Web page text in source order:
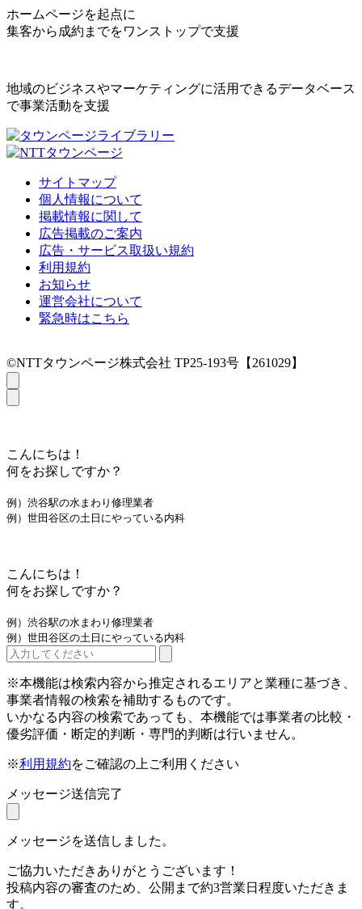
ホームページを起点に
集客から成約までをワンストップで支援
地域のビジネスやマーケティングに活用できるデータベース
で事業活動を支援
サイトマップ
個人情報について
掲載情報に関して
広告掲載のご案内
広告・サービス取扱い規約
利用規約
お知らせ
運営会社について
緊急時はこちら
©NTTタウンページ株式会社 TP25-193号【261029】
こんにちは！
何をお探しですか？
例）渋谷駅の水まわり修理業者
例）世田谷区の土日にやっている内科
こんにちは！
何をお探しですか？
例）渋谷駅の水まわり修理業者
例）世田谷区の土日にやっている内科
※本機能は検索内容から推定されるエリアと業種に基づき、
事業者情報の検索を補助するものです。
いかなる内容の検索であっても、本機能では事業者の比較・
優劣評価・断定的判断・専門的判断は行いません。
※利用規約をご確認の上ご利用ください
メッセージ送信完了
メッセージを送信しました。
ご協力いただきありがとうございます！
投稿内容の審査のため、公開まで約3営業日程度いただきま
す。